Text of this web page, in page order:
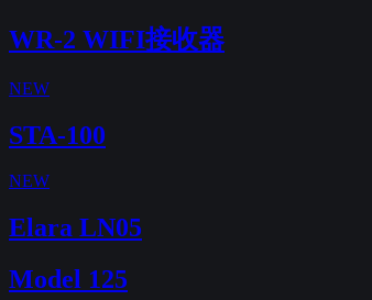
WR-2 WIFI接收器
NEW
STA-100
NEW
Elara LN05
Model 125